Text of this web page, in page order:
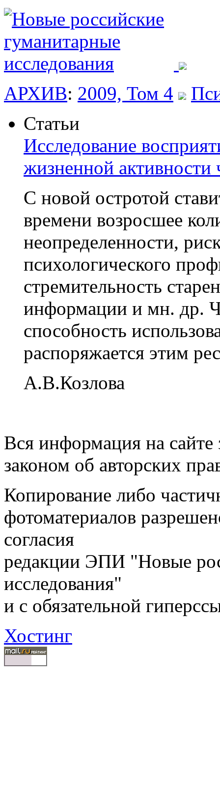
АРХИВ: 2009, Том 4
Статьи
Исследование
жизненной активности
С новой остротой
времени возросшее
неопределенности,
психологического
стремительность
информации и мн. др.
способность
распоряжается этим
А.В.Козлова
Вся информация на
законом об авторских
Копирование либо
фотоматериалов
согласия
редакции ЭПИ "Новые
исследования"
и с обязательной
Хостинг